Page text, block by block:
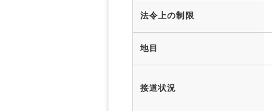
法令上の制限
地目
接道状況